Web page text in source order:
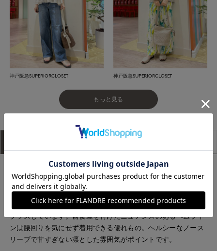
神戸阪急SUPERIORCLOSET 神戸阪急SUPERIORCLOSET
もっと見る
裾のフレアーディテールによる美しいシルエットのブラウス。
短めのレングスでバランスがとりやすく、スタイルアップを叶
えます。キーネックでネックラインをすっきりと見せ、抜け感
プラスしています。前後差を付けたニュアンスのあるヘムライ
ンは腰回りを気にせず着用できる優れもの。ヘルシーなノース
リーブで甘すぎない凛とした雰囲気がポイントです。